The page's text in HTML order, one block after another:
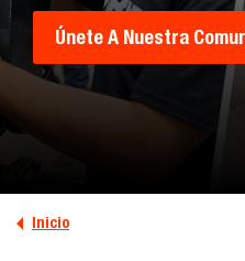
Únete A Nuestra
Inicio